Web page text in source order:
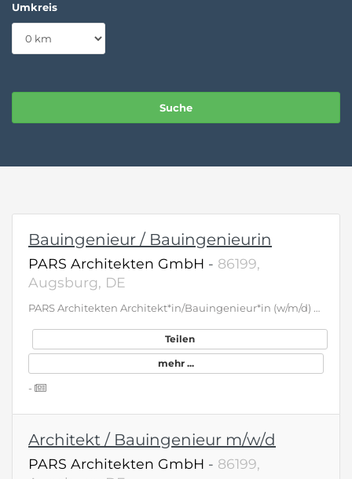
Umkreis
Bauingenieur / Bauingenieurin
PARS Architekten GmbH - 86199,
Augsburg, DE
PARS Architekten Architekt*in/Bauingenieur*in (w/m/d) LPH 6–8 Wir bieten: – Strukturiertes Onboarding – Langfristige Perspektive – Stärkung deiner Kompetenzen – maßgeschneiderte Entwicklung – Digitalisierte Baustellenbetreuung in einem motivierten Team Deine Aufgaben &amp; Perspektiven: – Der Bau größerer Wohnanlagen und Schulbauten wird von dir gesteuert – Du übernimmst die Bauüberwachung und koordinierst die Firmen auf der Baustelle – Du kommunizierst mit allen Beteiligten und sorgst für produktiven Austausch im Projekt Dein Profil: – Du bist erfahren in der Bauüberwachung und versiert im Umgang mit ausführenden Firmen – Lösungsorientiertes Denken, Eigeninitiative und Überzeugungskraft zeichnen dich aus – Fundierte Kenntnisse in einschlägiger Ava-Software ergänzen dein Profil info@parsarchitekten.de, www.parsarchitekten.de 0821 – 50 10 5-5 PARS Architekten GmbH Gögginger Straße 93 86199 Augsburg
Teilen
mehr ...
-
Architekt / Bauingenieur m/w/d
PARS Architekten GmbH - 86199,